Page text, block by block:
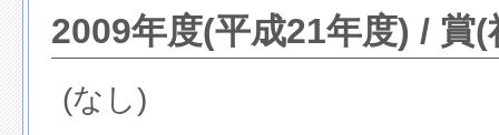
2009年度(平成21年度) / 賞(
(なし)